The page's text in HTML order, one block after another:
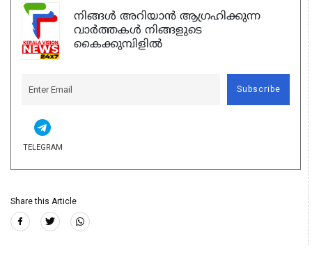
നിങ്ങൾ അറിയാൻ ആഗ്രഹിക്കുന്ന
വാർത്തകൾ നിങ്ങളുടെ
കൈക്കുമ്പിളിൽ
Subscribe
TELEGRAM
Share this Article